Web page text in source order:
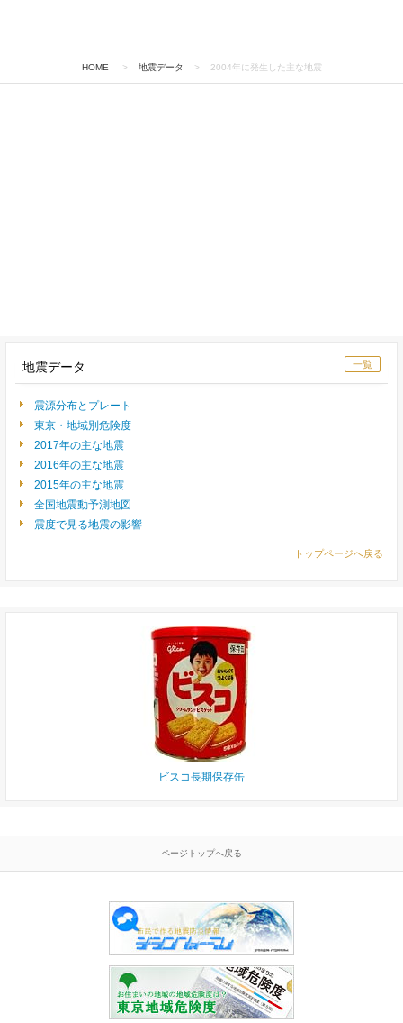
HOME > 地震データ > 2004年に発生した主な地震
一覧
地震データ
震源分布とプレート
東京・地域別危険度
2017年の主な地震
2016年の主な地震
2015年の主な地震
全国地震動予測地図
震度で見る地震の影響
トップページへ戻る
ビスコ長期保存缶
ページトップへ戻る